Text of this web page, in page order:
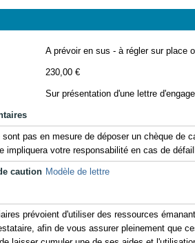
A prévoir en sus - à régler sur place
230,00 €
Sur présentation d'une lettre
pas en mesure de déposer un chèque de
impliquera votre responsabilité en cas de
caution Modèle de lettre
prévoient d'utiliser des ressources
afin de vous assurer pleinement que